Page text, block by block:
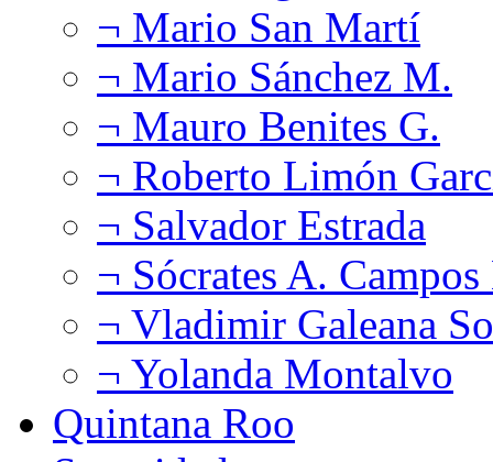
¬ Mario San Martí
¬ Mario Sánchez M.
¬ Mauro Benites G.
¬ Roberto Limón
¬ Salvador Estrada
¬ Sócrates A.
¬ Vladimir Galeana
¬ Yolanda Montalvo
Quintana Roo